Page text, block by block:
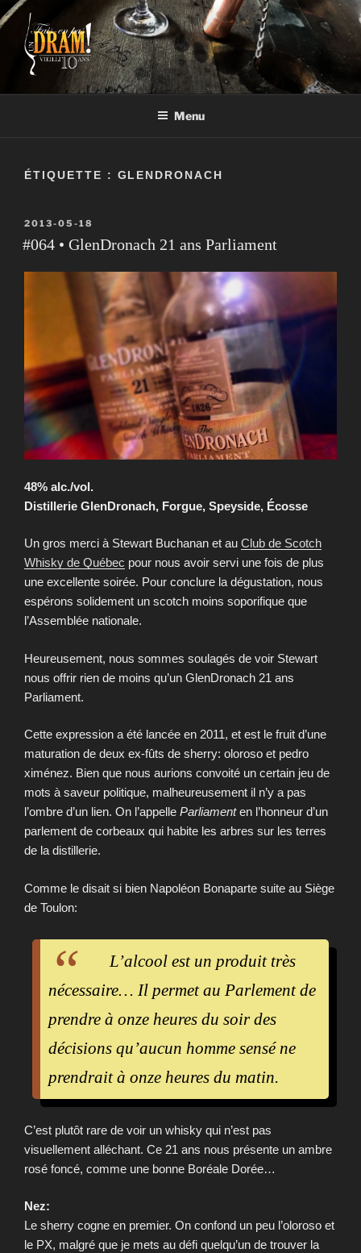
Aller
au
contenu
FAIS-EN PAS UN DRAM!
Un vrai blogue de péteux
Menu
ÉTIQUETTE : GLENDRONACH
PUBLIÉ
LE
2013-05-18
#064 • GlenDronach 21 ans Parliament
48% alc./vol.
Distillerie GlenDronach, Forgue, Speyside, Écosse
Un gros merci à Stewart Buchanan et au Club de Scotch
Whisky de Québec pour nous avoir servi une fois de plus
une excellente soirée. Pour conclure la dégustation, nous
espérons solidement un scotch moins soporifique que
l’Assemblée nationale.
Heureusement, nous sommes soulagés de voir Stewart
nous offrir rien de moins qu’un GlenDronach 21 ans
Parliament.
Cette expression a été lancée en 2011, et est le fruit d’une
maturation de deux ex-fûts de sherry: oloroso et pedro
ximénez. Bien que nous aurions convoité un certain jeu de
mots à saveur politique, malheureusement il n’y a pas
l’ombre d’un lien. On l’appelle Parliamenten l’honneur d’un
parlement de corbeaux qui habite les arbres sur les terres
de la distillerie.
Comme le disait si bien Napoléon Bonaparte suite au Siège
de Toulon:
L’alcool est un produit très
nécessaire… Il permet au Parlement de
prendre à onze heures du soir des
décisions qu’aucun homme sensé ne
prendrait à onze heures du matin.
C’est plutôt rare de voir un whisky qui n’est pas
visuellement alléchant. Ce 21 ans nous présente un ambre
rosé foncé, comme une bonne Boréale Dorée…
Nez:
Le sherry cogne en premier. On confond un peu l’oloroso et
le PX, malgré que je mets au défi quelqu’un de trouver la